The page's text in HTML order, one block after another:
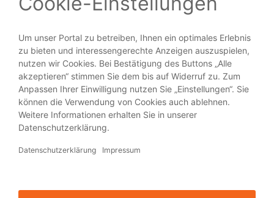
PRODUKTE
Broschüren
Flyer
Visitenkarten
Aufkleber